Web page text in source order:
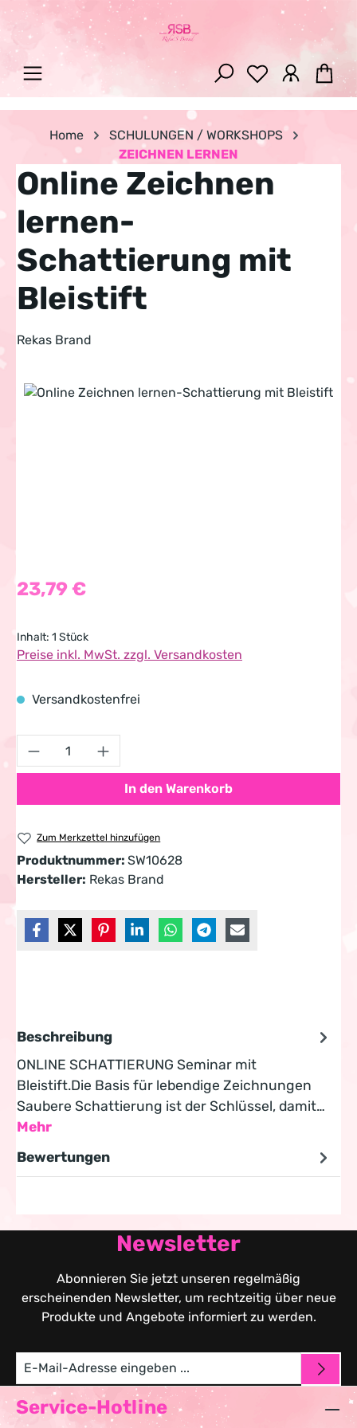
Zum Hauptinhalt springen
Home
SCHULUNGEN / WORKSHOPS
ZEICHNEN LERNEN
Online Zeichnen
lernen-
Schattierung mit
Bleistift
Rekas Brand
Bildergalerie überspringen
Regulärer Preis:
23,79 €
Inhalt: 1 Stück
Preise inkl. MwSt. zzgl. Versandkosten
Versandkostenfrei
Produkt Anzahl: Gib den gewünschten
In den Warenkorb
Zum Merkzettel hinzufügen
Produktnummer: SW10628
Hersteller: Rekas Brand
Beschreibung
ONLINE SCHATTIERUNG Seminar mit
Bleistift.Die Basis für lebendige Zeichnungen
Saubere Schattierung ist der Schlüssel, damit…
Mehr
Bewertungen
Newsletter
Abonnieren Sie jetzt unseren regelmäßig
erscheinenden Newsletter, um rechtzeitig über neue
Produkte und Angebote informiert zu werden.
Service-Hotline